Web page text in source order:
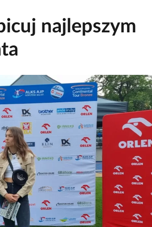
najlepszym